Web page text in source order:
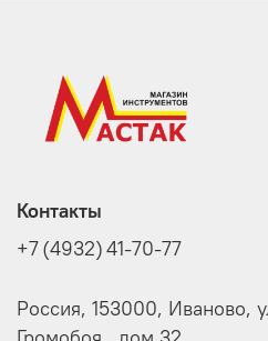
Контакты
+7 (4932) 41-70-77
Россия, 153000, Иваново,